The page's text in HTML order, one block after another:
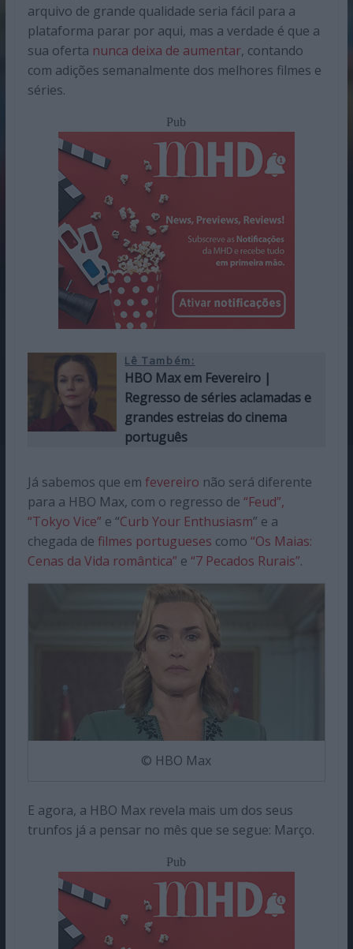
arquivo de grande qualidade seria fácil para a
plataforma parar por aqui, mas a verdade é que a
sua oferta nunca deixa de aumentar, contando
com adições semanalmente dos melhores filmes e
séries.
Pub
Lê Também:
HBO Max em Fevereiro |
Regresso de séries aclamadas e
grandes estreias do cinema
português
Já sabemos que em fevereiro não será diferente
para a HBO Max, com o regresso de “Feud”,
“Tokyo Vice” e “Curb Your Enthusiasm” e a
chegada de filmes portugueses como “Os Maias:
Cenas da Vida romântica” e “7 Pecados Rurais”.
© HBO Max
E agora, a HBO Max revela mais um dos seus
trunfos já a pensar no mês que se segue: Março.
Pub